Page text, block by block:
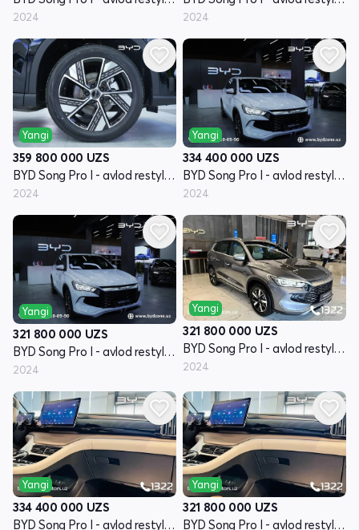
2024 2024
Yangi
359 800 000 UZS
BYD Song Pro I - avlod restyling
2024
Yangi
334 400 000 UZS
BYD Song Pro I - avlod restyling
2024
Yangi
321 800 000 UZS
BYD Song Pro I - avlod restyling
2024
Yangi
321 800 000 UZS
BYD Song Pro I - avlod restyling
2024
Yangi
334 400 000 UZS
BYD Song Pro I - avlod restyling
Yangi
321 800 000 UZS
BYD Song Pro I - avlod restyling